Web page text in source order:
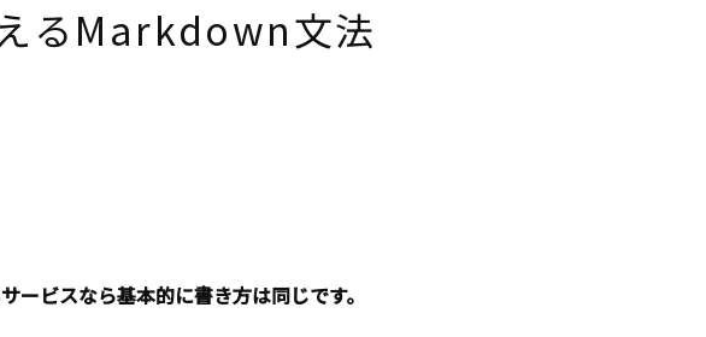
るMarkdown文法
ビスなら基本的に書き方は同じです。